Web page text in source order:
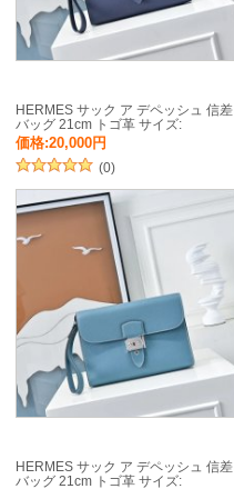
HERMES サック ア デペッシュ 信差
バッグ 21cm トゴ革 サイズ:
価格:20,000円
(0)
HERMES サック ア デペッシュ 信差
バッグ 21cm トゴ革 サイズ: